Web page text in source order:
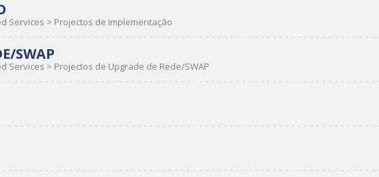
Services > Projectos de implementação
SWAP
Services > Projectos de Upgrade de Rede/SWAP